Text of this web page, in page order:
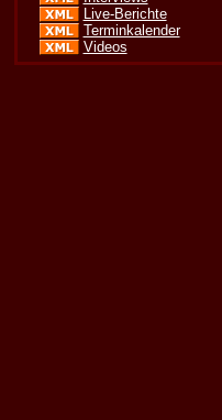
Live-Berichte
Terminkalender
Videos